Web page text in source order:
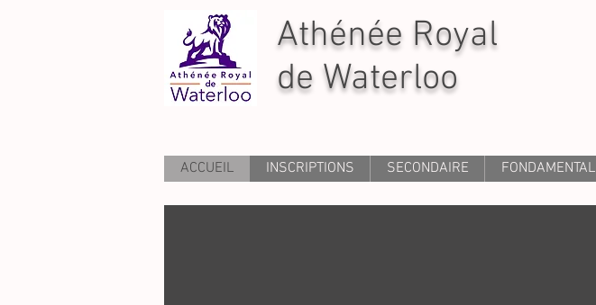
Athénée Royal
de Waterloo
ACCUEIL INSCRIPTIONS SECONDAIRE FONDAMENTAL